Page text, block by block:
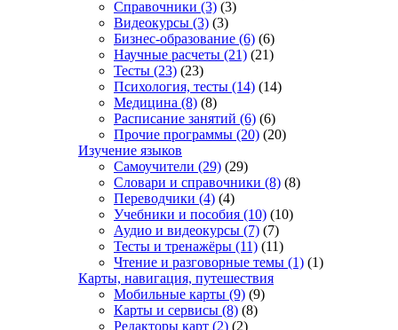
Справочники (3) (3)
Видеокурсы (3) (3)
Бизнес-образование (6) (6)
Научные расчеты (21) (21)
Тесты (23) (23)
Психология, тесты (14) (14)
Медицина (8) (8)
Расписание занятий (6) (6)
Прочие программы (20) (20)
Изучение языков
Самоучители (29) (29)
Словари и справочники (8) (8)
Переводчики (4) (4)
Учебники и пособия (10) (10)
Аудио и видеокурсы (7) (7)
Тесты и тренажёры (11) (11)
Чтение и разговорные темы (1) (1)
Карты, навигация, путешествия
Мобильные карты (9) (9)
Карты и сервисы (8) (8)
Редакторы карт (2) (2)